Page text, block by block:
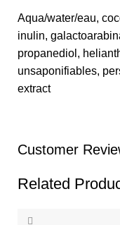
Aqua/water/eau,
inulin,
propanediol,
unsaponifiables,
extract
Customer
Related